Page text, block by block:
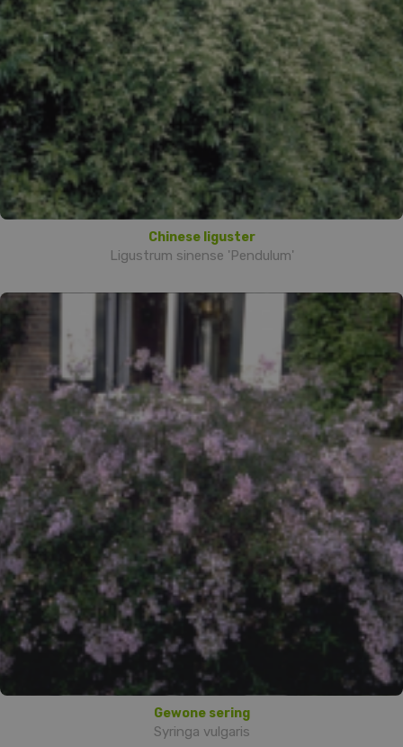
Chinese liguster
Ligustrum sinense 'Pendulum'
Gewone sering
Syringa vulgaris